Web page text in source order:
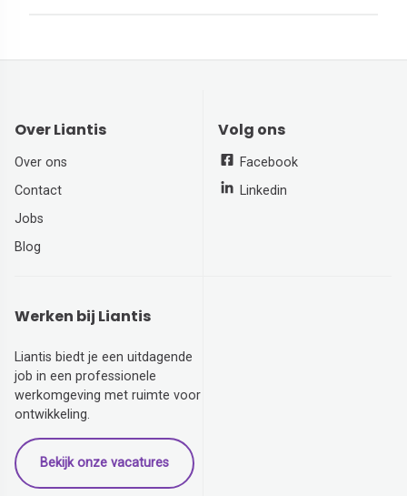
Over Liantis
Over ons
Contact
Jobs
Blog
Volg ons
Facebook
Linkedin
Werken bij Liantis
Liantis biedt je een uitdagende
job in een professionele
werkomgeving met ruimte voor
ontwikkeling.
Bekijk onze vacatures